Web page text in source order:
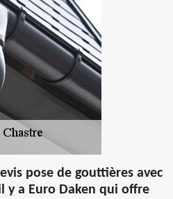
pose de gouttières avec
y a Euro Daken qui offre